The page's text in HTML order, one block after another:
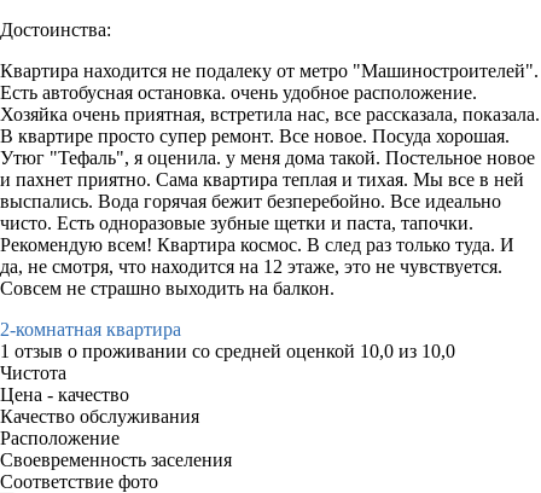
Достоинства:
Квартира находится не подалеку от метро "Машиностроителей".
Есть автобусная остановка. очень удобное расположение.
Хозяйка очень приятная, встретила нас, все рассказала, показала.
В квартире просто супер ремонт. Все новое. Посуда хорошая.
Утюг "Тефаль", я оценила. у меня дома такой. Постельное новое
и пахнет приятно. Сама квартира теплая и тихая. Мы все в ней
выспались. Вода горячая бежит безперебойно. Все идеально
чисто. Есть одноразовые зубные щетки и паста, тапочки.
Рекомендую всем! Квартира космос. В след раз только туда. И
да, не смотря, что находится на 12 этаже, это не чувствуется.
Совсем не страшно выходить на балкон.
2-комнатная квартира
1 отзыв о проживании со средней оценкой 10,0 из 10,0
Чистота
Цена - качество
Качество обслуживания
Расположение
Своевременность заселения
Соответствие фото